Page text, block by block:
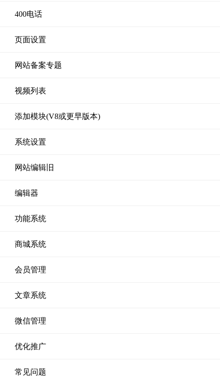
400电话
页面设置
网站备案专题
视频列表
添加模块(V8或更早版本)
系统设置
网站编辑旧
编辑器
功能系统
商城系统
会员管理
文章系统
微信管理
优化推广
常见问题